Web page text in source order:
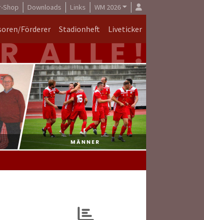
Shop Downloads Links WM 2026
Förderer Stadionheft Liveticker